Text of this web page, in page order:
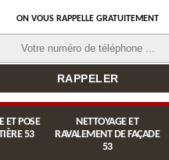
ON VOUS RAPPELLE GRATUITEMENT
ET POSE
53
NETTOYAGE ET
RAVALEMENT DE FAÇADE
53